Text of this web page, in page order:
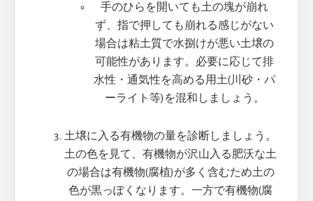
手のひらを開いても土の塊が崩れ
ず、指で押しても崩れる感じがない
場合は粘土質で水捌けが悪い土壌の
可能性があります。必要に応じて排
水性・通気性を高める用土(川砂・パ
ーライト等)を混和しましょう。
土壌に入る有機物の量を診断しましょう。
土の色を見て、有機物が沢山入る肥沃な土
の場合は有機物(腐植)が多く含むため土の
色が黒っぽくなります。一方で有機物(腐